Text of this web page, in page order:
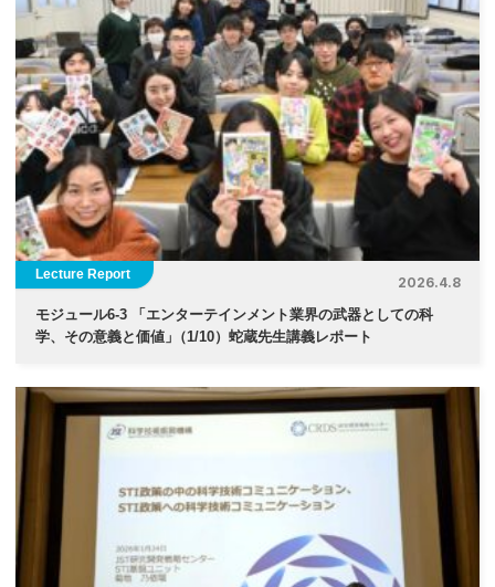
Lecture Report
2026.4.8
モジュール6-3 「エンターテインメント業界の武器としての科
学、その意義と価値」 （1/10）蛇蔵先生講義レポート